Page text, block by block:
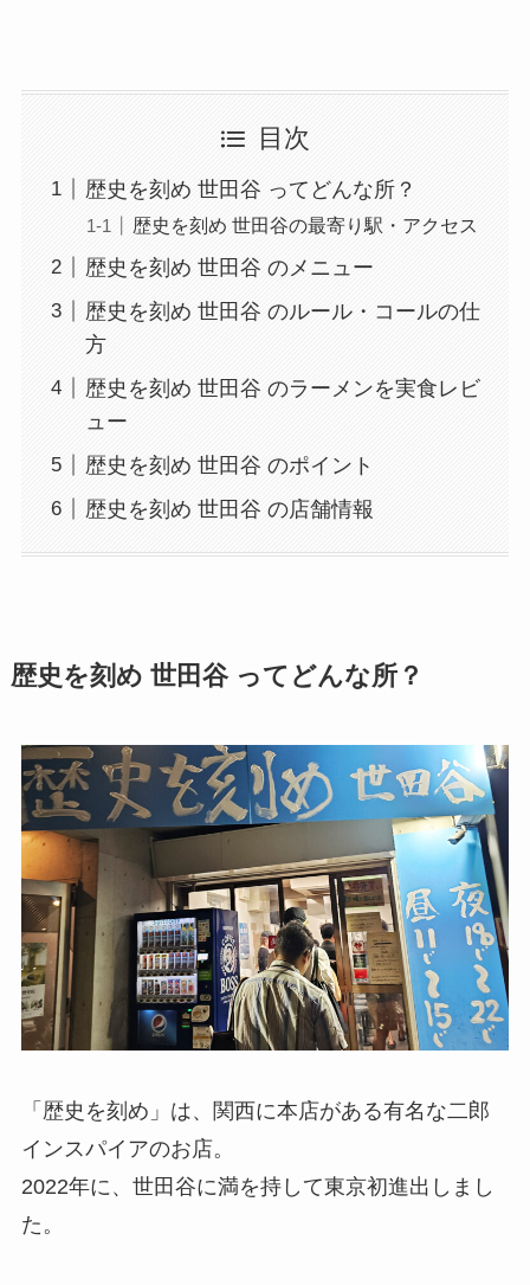
目次
歴史を刻め 世田谷 ってどんな所？
歴史を刻め 世田谷の最寄り駅・アクセス
歴史を刻め 世田谷 のメニュー
歴史を刻め 世田谷 のルール・コールの仕
方
歴史を刻め 世田谷 のラーメンを実食レビ
ュー
歴史を刻め 世田谷 のポイント
歴史を刻め 世田谷 の店舗情報
歴史を刻め 世田谷 ってどんな所？
「歴史を刻め」は、関西に本店がある有名な二郎
インスパイアのお店。
2022年に、世田谷に満を持して東京初進出しまし
た。